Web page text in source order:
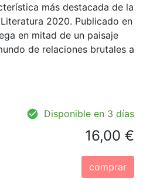
más destacada de la
2020. Publicado en
en mitad de un paisaje
de relaciones brutales a
Disponible en 3 días
16,00 €
comprar